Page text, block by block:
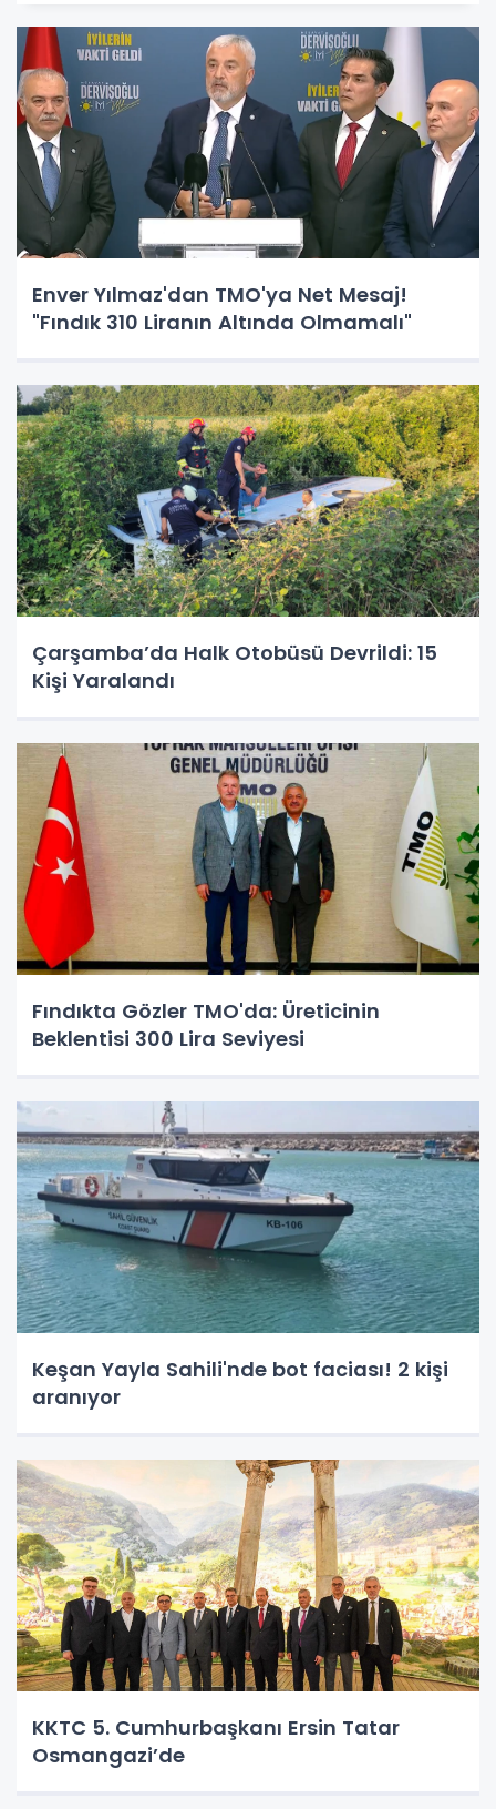
Enver Yılmaz'dan TMO'ya Net Mesaj!
"Fındık 310 Liranın Altında Olmamalı"
Çarşamba’da Halk Otobüsü Devrildi: 15
Kişi Yaralandı
Fındıkta Gözler TMO'da: Üreticinin
Beklentisi 300 Lira Seviyesi
Keşan Yayla Sahili'nde bot faciası! 2 kişi
aranıyor
KKTC 5. Cumhurbaşkanı Ersin Tatar
Osmangazi’de